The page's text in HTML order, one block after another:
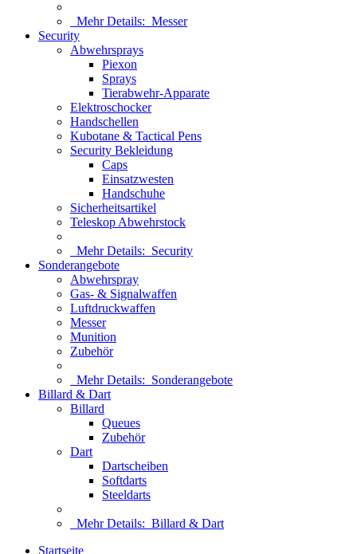
Mehr Details: Messer
Security
Abwehrsprays
Piexon
Sprays
Tierabwehr-Apparate
Elektroschocker
Handschellen
Kubotane & Tactical Pens
Security Bekleidung
Caps
Einsatzwesten
Handschuhe
Sicherheitsartikel
Teleskop Abwehrstock
Mehr Details: Security
Sonderangebote
Abwehrspray
Gas- & Signalwaffen
Luftdruckwaffen
Messer
Munition
Zubehör
Mehr Details: Sonderangebote
Billard & Dart
Billard
Queues
Zubehör
Dart
Dartscheiben
Softdarts
Steeldarts
Mehr Details: Billard & Dart
Startseite